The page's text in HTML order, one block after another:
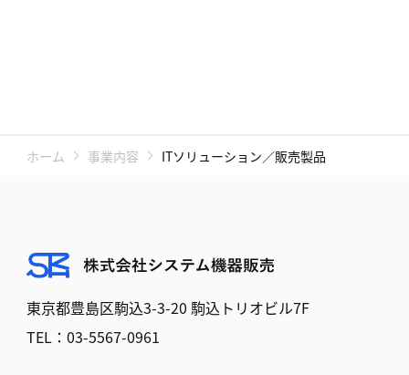
ホーム 事業内容 ITソリューション／販売製品
東京都豊島区駒込3-3-20 駒込トリオビル7F
TEL： 03-5567-0961